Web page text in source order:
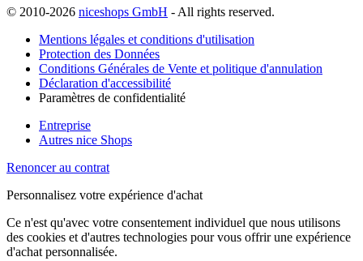
© 2010-2026 niceshops GmbH - All rights reserved.
Mentions légales et conditions d'utilisation
Protection des Données
Conditions Générales de Vente et politique d'annulation
Déclaration d'accessibilité
Paramètres de confidentialité
Entreprise
Autres nice Shops
Renoncer au contrat
Personnalisez votre expérience d'achat
Ce n'est qu'avec votre consentement individuel que nous utilisons
des cookies et d'autres technologies pour vous offrir une expérience
d'achat personnalisée.